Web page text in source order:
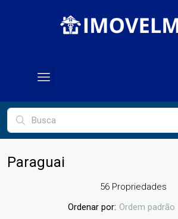
Paraguai
56 Propriedades
Ordenar por: Ordem padrão